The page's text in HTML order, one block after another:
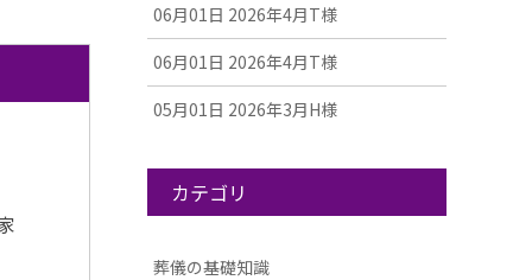
06月01日 2026年4月T様
06月01日 2026年4月T様
05月01日 2026年3月H様
カテゴリ
葬儀の基礎知識